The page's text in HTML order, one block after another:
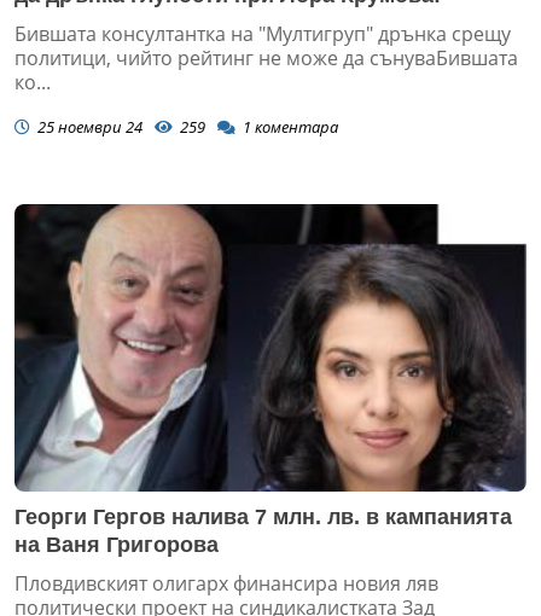
Бившата консултантка на "Мултигруп" дрънка срещу
политици, чийто рейтинг не може да сънуваБившата
ко...
25 ноември 24 259 1 коментара
Георги Гергов налива 7 млн. лв. в кампанията
на Ваня Григорова
Пловдивският олигарх финансира новия ляв
политически проект на синдикалистката Зад